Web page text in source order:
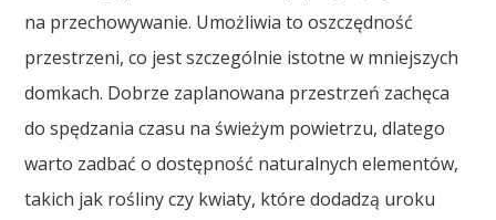
na przechowywanie. Umożliwia to oszczędność
przestrzeni, co jest szczególnie istotne w mniejszych
domkach. Dobrze zaplanowana przestrzeń zachęca
do spędzania czasu na świeżym powietrzu, dlatego
warto zadbać o dostępność naturalnych elementów,
takich jak rośliny czy kwiaty, które dodadzą uroku